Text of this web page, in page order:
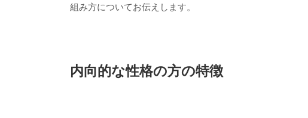
組み方についてお伝えします。
内向的な性格の方の特徴